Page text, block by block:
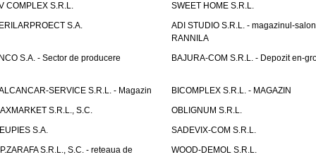
COMPLEX S.R.L.
SWEET HOME S.R.L.
S.A.
ADI STUDIO S.R.L. - magazinul-salon
RANNILA
S.A. - Sector de producere
BAJURA-COM S.R.L. - Depozit en-
SERVICE S.R.L. - Magazin
BICOMPLEX S.R.L. - MAGAZIN
S.R.L., S.C.
OBLIGNUM S.R.L.
S.A.
SADEVIX-COM S.R.L.
S.R.L., S.C. - reteaua de
WOOD-DEMOL S.R.L.